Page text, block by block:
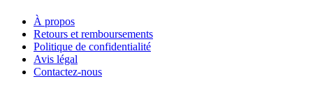
À propos
Retours et remboursements
Politique de confidentialité
Avis légal
Contactez-nous